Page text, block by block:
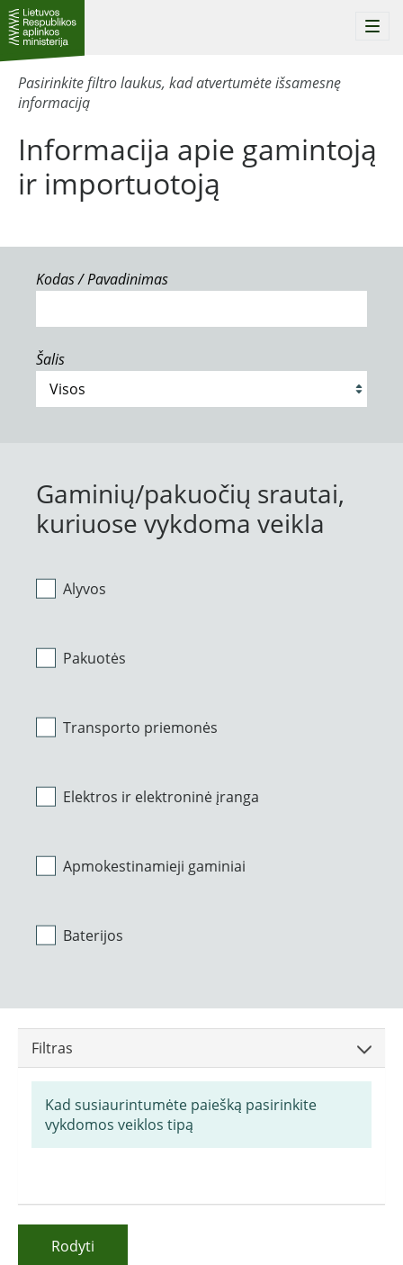
Informacija apie gamintoją
ir importuotoją
Pasirinkite filtro laukus, kad atvertumėte išsamesnę
informaciją
Kodas / Pavadinimas
Šalis
Gaminių/pakuočių srautai,
kuriuose vykdoma veikla
Alyvos
Pakuotės
Transporto priemonės
Elektros ir elektroninė įranga
Apmokestinamieji gaminiai
Baterijos
Filtras
Kad susiaurintumėte paiešką pasirinkite
vykdomos veiklos tipą
Rodyti